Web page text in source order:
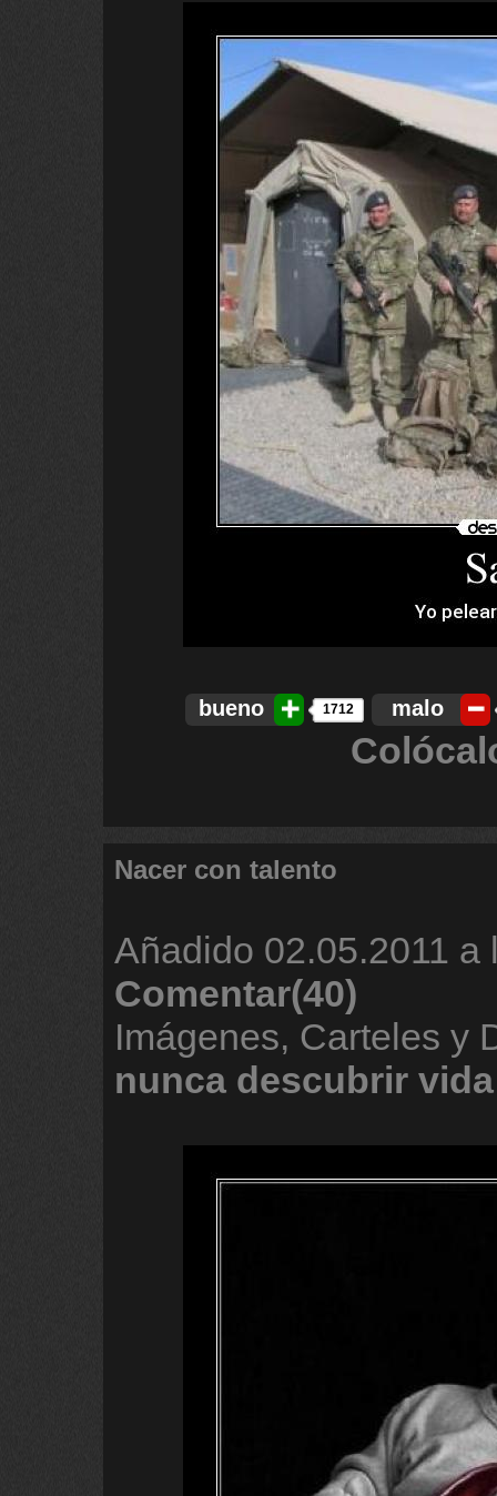
bueno 1712 malo
Nacer con talento
Añadido 02.05.2011 a
Comentar(40)
Imágenes, Carteles y
nunca descubrir vida